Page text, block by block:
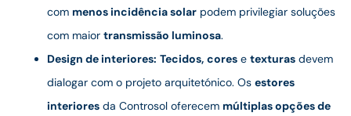
com menos incidência solar podem privilegiar soluções
com maior transmissão luminosa.
Design de interiores: Tecidos, cores e texturas devem
dialogar com o projeto arquitetónico. Os estores
interiores da Controsol oferecem múltiplas opções de